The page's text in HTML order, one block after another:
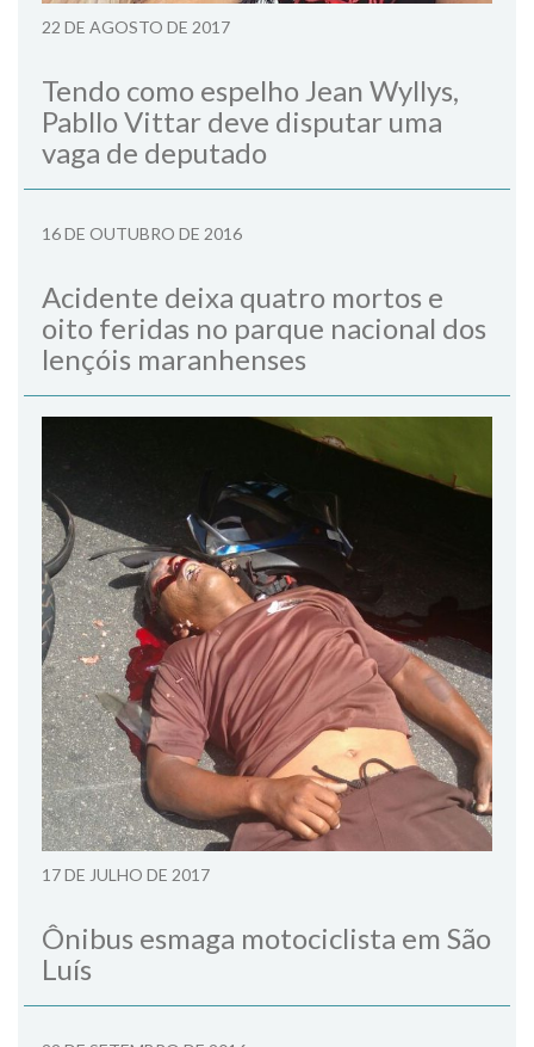
22 DE AGOSTO DE 2017
Tendo como espelho Jean Wyllys,
Pabllo Vittar deve disputar uma
vaga de deputado
16 DE OUTUBRO DE 2016
Acidente deixa quatro mortos e
oito feridas no parque nacional dos
lençóis maranhenses
17 DE JULHO DE 2017
Ônibus esmaga motociclista em São
Luís